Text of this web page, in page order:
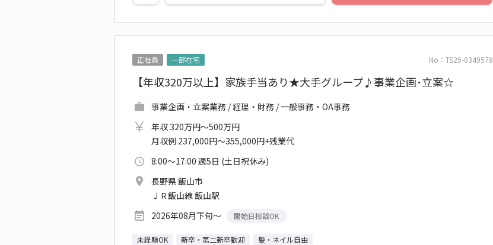
No：TS25-0349578
正社員 一部在宅
【年収320万以上】家族手当あり★大手グループ♪事業企画･立案☆
事業企画・立案業務 / 経理・財務 / 一般事務・OA事務
年収 320万円～500万円
月収例 237,000円～355,000円+残業代
8:00～17:00 週5日 (土日祝休み)
長野県 飯山市
ＪＲ飯山線 飯山駅
2026年08月下旬～
開始日相談OK
未経験OK 新卒・第二新卒歓迎 髪・ネイル自由